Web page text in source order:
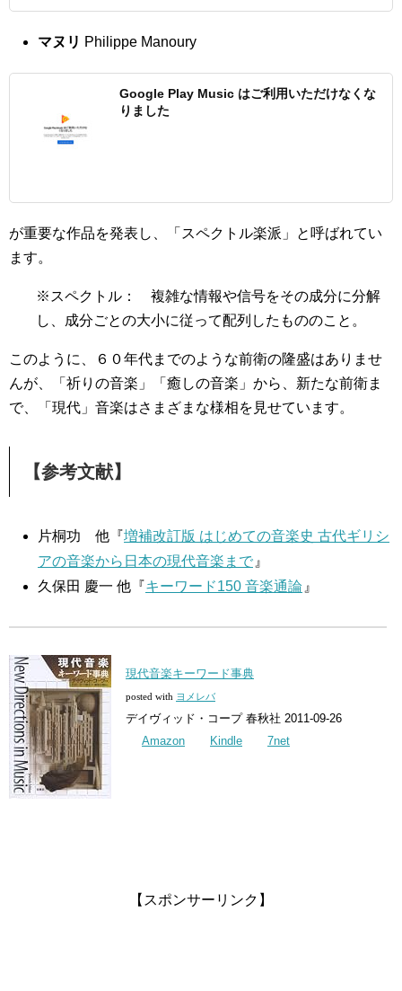
マヌリ Philippe Manoury
Google Play Music はご利用いただけなくな
りました
が重要な作品を発表し、「スペクトル楽派」と呼ばれてい
ます。
※スペクトル： 複雑な情報や信号をその成分に分解
し、成分ごとの大小に従って配列したもののこと。
このように、６０年代までのような前衛の隆盛はありませ
んが、「祈りの音楽」「癒しの音楽」から、新たな前衛ま
で、「現代」音楽はさまざまな様相を見せています。
【参考文献】
片桐功 他『増補改訂版 はじめての音楽史 古代ギリシ
アの音楽から日本の現代音楽まで 』
久保田 慶一 他『キーワード150 音楽通論 』
現代音楽キーワード事典
posted with ヨメレバ
デイヴィッド・コープ 春秋社 2011-09-26
Amazon
Kindle 7net
【スポンサーリンク】